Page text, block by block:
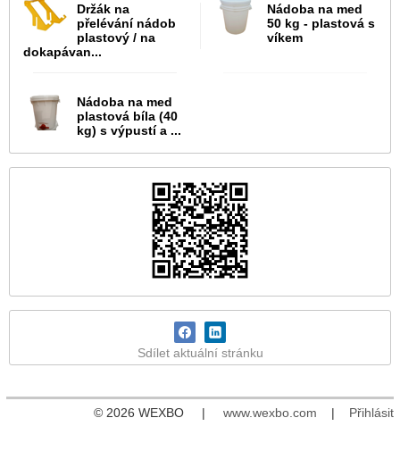
Držák na
přelévání nádob
plastový / na
dokapávan...
Nádoba na med
50 kg - plastová s
víkem
Nádoba na med
plastová bíla (40
kg) s výpustí a ...
Sdílet aktuální stránku
© 2026 WEXBO | www.wexbo.com | Přihlásit